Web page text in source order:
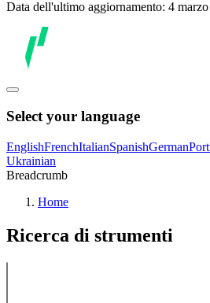
Data dell'ultimo aggiornamento: 4
Select your language
EnglishFrenchItalianSpanishGerman
Ukrainian
Breadcrumb
Home
Ricerca di strumenti